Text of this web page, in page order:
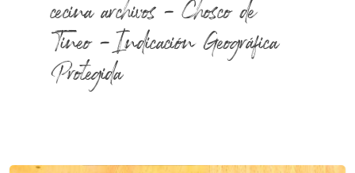
cecina archivos - Chosco de
Tineo - Indicación Geográfica
Protegida